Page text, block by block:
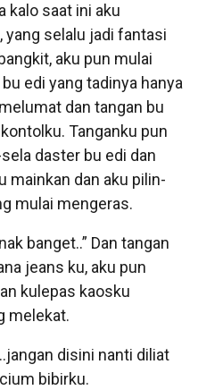
kalo saat ini aku
yang selalu jadi fantasi
aku pun mulai
edi yang tadinya hanya
dan tangan bu
Tanganku pun
daster bu edi dan
mainkan dan aku pilin-
mulai mengeras.
banget..” Dan tangan
jeans ku, aku pun
kulepas kaosku
melekat.
disini nanti diliat
bibirku.